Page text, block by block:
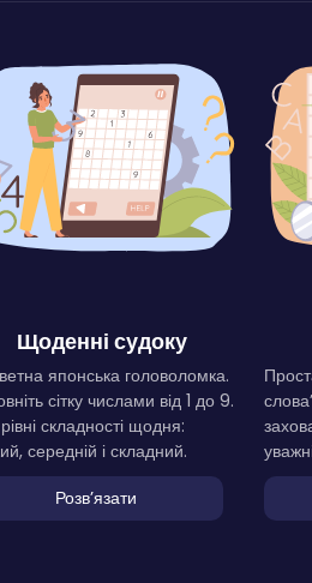
Щоденні судоку
японська головоломка.
сітку числами від 1 до 9.
складності щодня:
середній і складний.
Розвʼязати